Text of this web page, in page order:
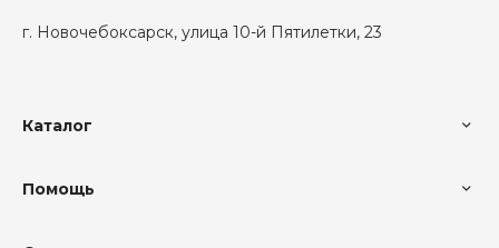
г. Новочебоксарск, улица 10-й Пятилетки, 23
Каталог
Помощь